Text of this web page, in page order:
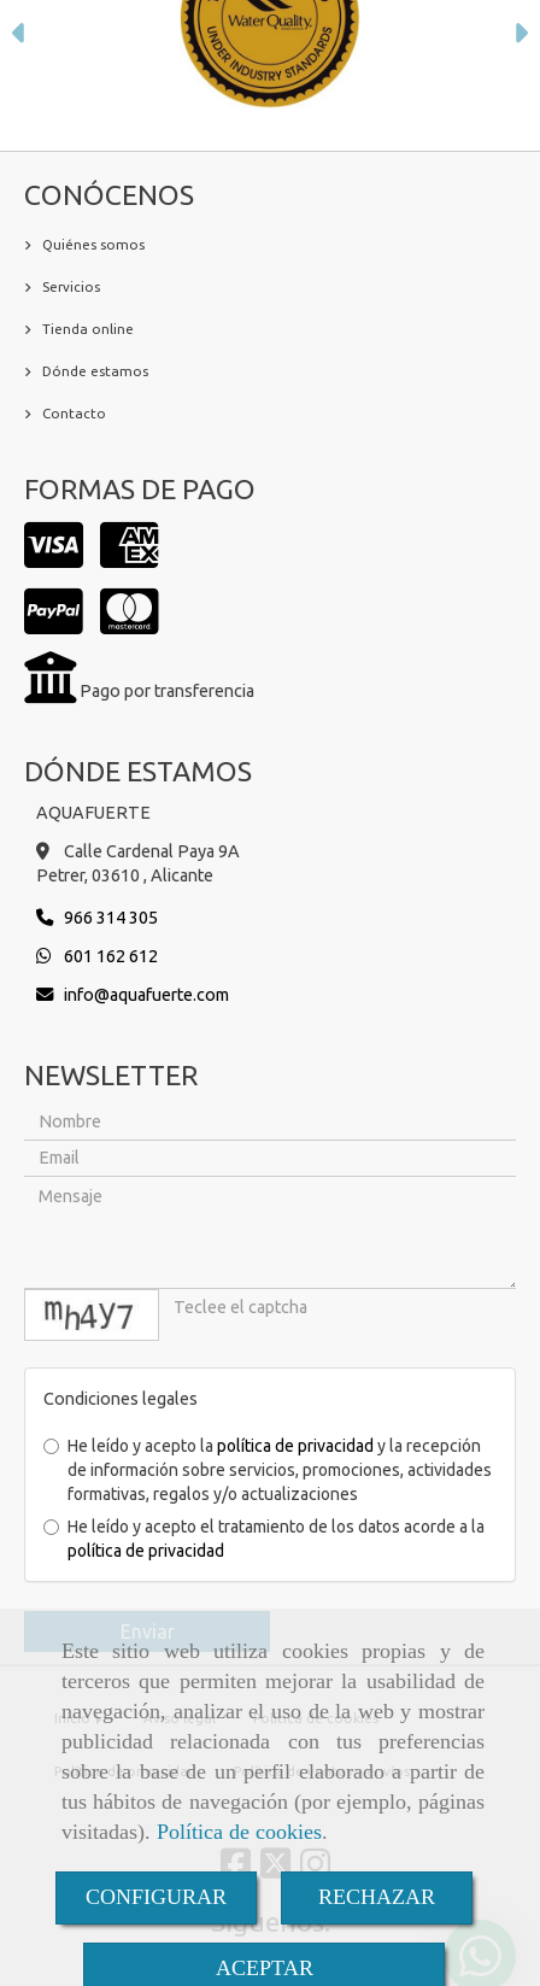
Este sitio web utiliza cookies propias y de
terceros que permiten mejorar la usabilidad de
navegación, analizar el uso de la web y mostrar
publicidad relacionada con tus preferencias
sobre la base de un perfil elaborado a partir de
tus hábitos de navegación (por ejemplo, páginas
visitadas). Política de cookies.
CONFIGURAR RECHAZAR
ACEPTAR
CONÓCENOS
Quiénes somos
Servicios
Tienda online
Dónde estamos
Contacto
FORMAS DE PAGO
Pago por transferencia
DÓNDE ESTAMOS
AQUAFUERTE
Calle Cardenal Paya 9A
Petrer, 03610 , Alicante
966 314 305
601 162 612
info
aquafuerte.com
NEWSLETTER
captcha
Condiciones legales
He leído y acepto la política de privacidad y la recepción
de información sobre servicios, promociones, actividades
formativas, regalos y/o actualizaciones
He leído y acepto el tratamiento de los datos acorde a la
política de privacidad
Enviar
Inicio Aviso legal Política de cookies
Política de privacidad Política de ventas y envíos
Síguenos: